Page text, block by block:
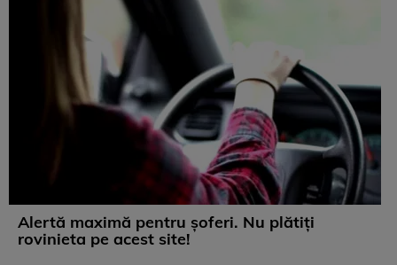
Alertă maximă pentru șoferi. Nu plătiți
rovinieta pe acest site!